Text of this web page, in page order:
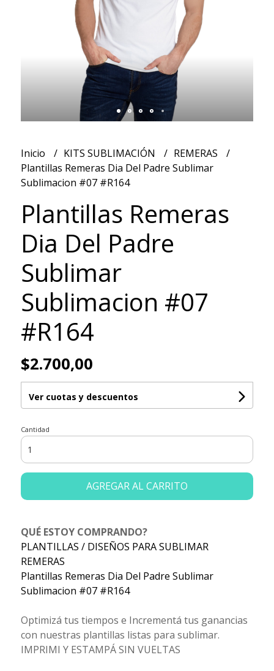
Inicio KITS SUBLIMACIÓN
REMERAS
Plantillas Remeras Dia Del Padre Sublimar
Sublimacion #07 #R164
Plantillas Remeras
Dia Del Padre
Sublimar
Sublimacion #07
#R164
$2.700,00
Ver cuotas y descuentos
Cantidad
AGREGAR AL CARRITO
QUÉ ESTOY COMPRANDO?
PLANTILLAS / DISEÑOS PARA SUBLIMAR
REMERAS
Plantillas Remeras Dia Del Padre Sublimar
Sublimacion #07 #R164
Optimizá tus tiempos e Incrementá tus ganancias
con nuestras plantillas listas para sublimar.
IMPRIMI Y ESTAMPÁ SIN VUELTAS